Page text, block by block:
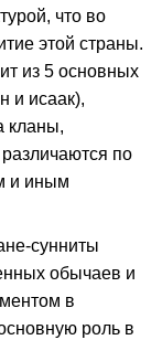
что во
этой страны.
из 5 основных
и исаак),
кланы,
по
и иным
сунниты
обычаев и
в
роль в